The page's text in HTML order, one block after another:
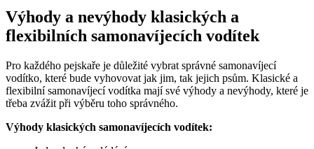
Výhody a nevýhody klasických a
flexibilních samonavíjecích vodítek
Pro každého pejskaře je důležité vybrat správné samonavíjecí
vodítko, které bude vyhovovat jak jim, tak jejich psům. Klasické a
flexibilní samonavíjecí vodítka mají své výhody a nevýhody, které je
třeba zvážit při výběru toho správného.
Výhody klasických samonavíjecích vodítek: